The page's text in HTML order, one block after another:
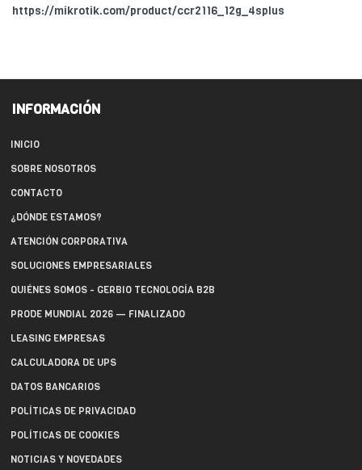
https://mikrotik.com/product/ccr2116_12g_4splus
INFORMACIÓN
INICIO
SOBRE NOSOTROS
CONTACTO
¿DÓNDE ESTAMOS?
ATENCIÓN CORPORATIVA
SOLUCIONES EMPRESARIALES
QUIÉNES SOMOS - GERBIO TECNOLOGÍA B2B
PRODE MUNDIAL 2026 — FINALIZADO
LEASING EMPRESAS
CALCULADORA DE UPS
DATOS BANCARIOS
POLÍTICAS DE PRIVACIDAD
POLÍTICAS DE COOKIES
NOTICIAS Y NOVEDADES